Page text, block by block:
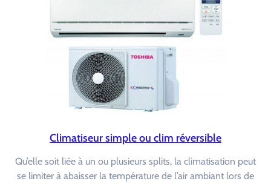
Climatiseur simple ou clim réversible
Qu’elle soit liée à un ou plusieurs splits, la climatisation peut
se limiter à abaisser la température de l’air ambiant lors de